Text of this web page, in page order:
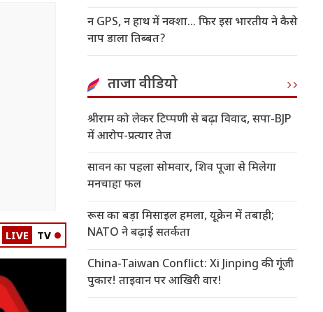
LIVE TV
न GPS, न हाथ में नक्शा... फिर इस भारतीय ने कैसे
नाप डाला तिब्बत?
ताजा वीडियो
श्रीराम को लेकर टिप्पणी से बढ़ा विवाद, सपा-BJP
में आरोप-प्रत्यार तेज
सावन का पहला सोमवार, शिव पूजा से मिलेगा
मनचाहा फल
रूस का बड़ा मिसाइल हमला, यूक्रेन में तबाही;
NATO ने बढ़ाई सतर्कता
China-Taiwan Conflict: Xi Jinping की गूंजी
पुकार! ताइवान पर आखिरी वार!